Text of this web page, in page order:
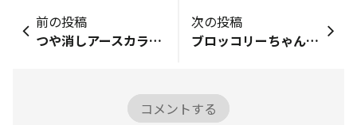
前の投稿
つや消しアースカラー花瓶
次の投稿
ブロッコリーちゃんを発見！
コメントする